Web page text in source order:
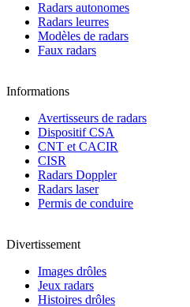
Radars autonomes
Radars leurres
Modèles de radars
Faux radars
Informations
Avertisseurs de radars
Dispositif CSA
CNT et CACIR
CISR
Radars Doppler
Radars laser
Permis de conduire
Divertissement
Images drôles
Jeux radars
Histoires drôles